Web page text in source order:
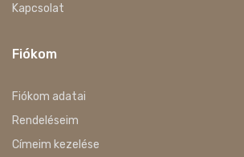
Kapcsolat
Fiókom
Fiókom adatai
Rendeléseim
Címeim kezelése